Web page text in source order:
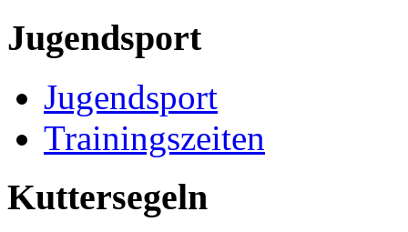
Jugendsport
Jugendsport
Trainingszeiten
Kuttersegeln